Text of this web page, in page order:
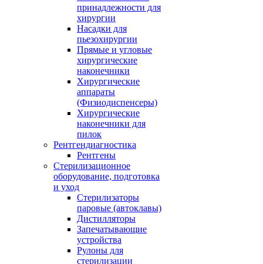
принадлежности для
хирургии
Насадки для
пьезохирургии
Прямые и угловые
хирургические
наконечники
Хирургические
аппараты
(Физиодиспенсеры)
Хирургические
наконечники для
пилок
Рентгендиагностика
Рентгены
Стерилизационное
оборудование, подготовка
и уход
Стерилизаторы
паровые (автоклавы)
Дистилляторы
Запечатывающие
устройства
Рулоны для
стерилизации